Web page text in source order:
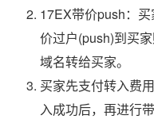
17EX带价push：
价过户(push)到买
域名转给买家。
买家先支付转入费
入成功后，再进行